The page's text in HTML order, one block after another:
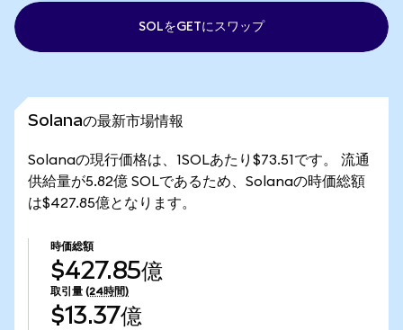
SOLをGETにスワップ
Solanaの最新市場情報
Solanaの現行価格は、1SOLあたり$73.51です。 流通
供給量が5.82億 SOLであるため、Solanaの時価総額
は$427.85億となります。
時価総額
$427.85億
取引量 (24時間)
$13.37億